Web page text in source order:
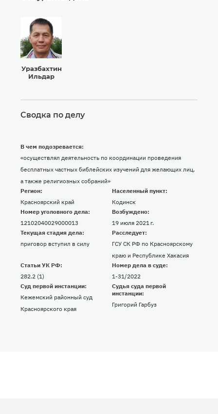
Уразбахтин
Ильдар
Сводка по делу
Регион:
Красноярский край
Населенный пункт:
Кодинск
В чем подозревается:
«осуществлял деятельность по координации проведения
бесплатных частных библейских изучений для желающих лиц,
а также религиозных собраний»
Номер уголовного дела:
12102040029000013
Возбуждено:
19 июля 2021 г.
Текущая стадия дела:
приговор вступил в силу
Расследует:
ГСУ СК РФ по Красноярскому
краю и Республике Хакасия
Статьи УК РФ:
282.2 (1)
Номер дела в суде:
1-31/2022
Суд первой инстанции:
Кежемский районный суд
Красноярского края
Судья суда первой
инстанции:
Григорий Гарбуз